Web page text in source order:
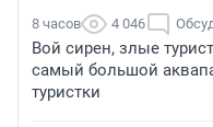
8 часов 4 046
Вой сирен, злые
самый большой
туристки